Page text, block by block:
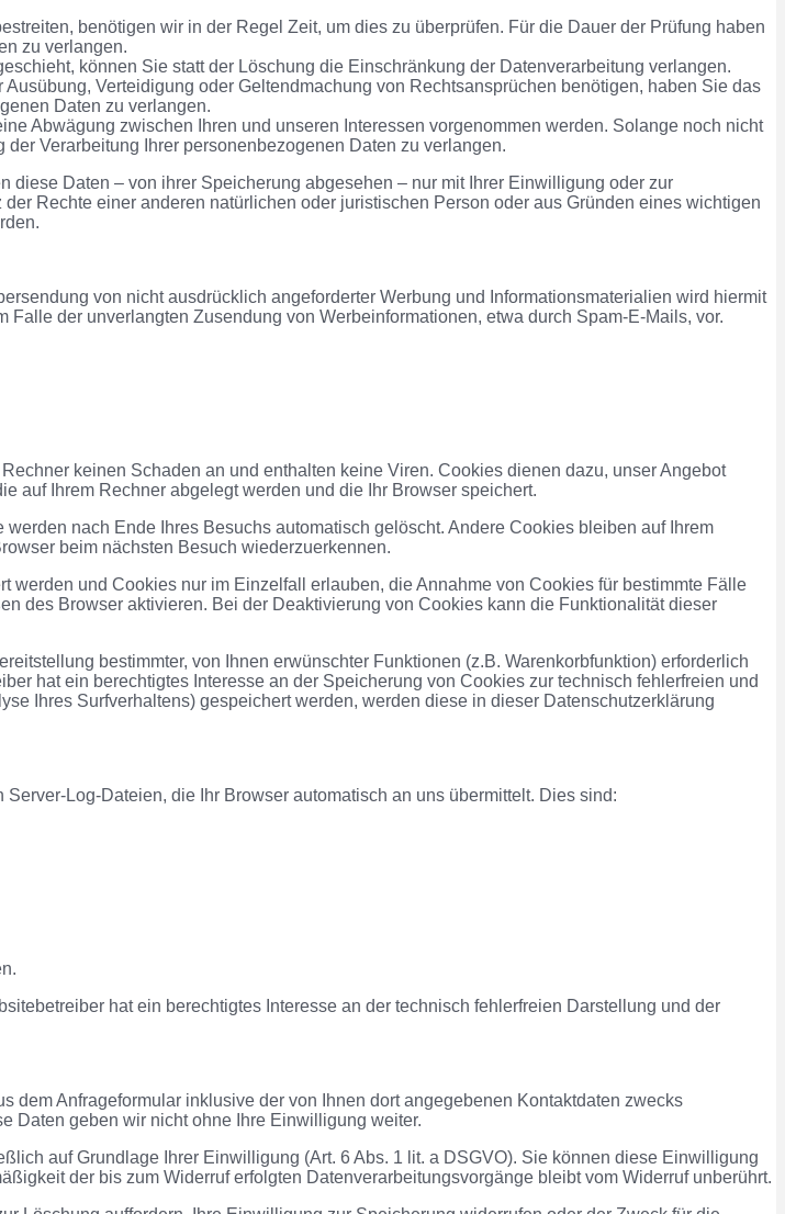
benötigen wir in der Regel Zeit, um dies zu überprüfen. Für die Dauer der Prüfung haben
zu verlangen.
können Sie statt der Löschung die Einschränkung der Datenverarbeitung verlangen.
Verteidigung oder Geltendmachung von Rechtsansprüchen benötigen, haben Sie das
Daten zu verlangen.
Abwägung zwischen Ihren und unseren Interessen vorgenommen werden. Solange noch nicht
Verarbeitung Ihrer personenbezogenen Daten zu verlangen.
Daten – von ihrer Speicherung abgesehen – nur mit Ihrer Einwilligung oder zur
Rechte einer anderen natürlichen oder juristischen Person oder aus Gründen eines wichtigen
von nicht ausdrücklich angeforderter Werbung und Informationsmaterialien wird hiermit
der unverlangten Zusendung von Werbeinformationen, etwa durch Spam-E-Mails, vor.
keinen Schaden an und enthalten keine Viren. Cookies dienen dazu, unser Angebot
auf Ihrem Rechner abgelegt werden und die Ihr Browser speichert.
nach Ende Ihres Besuchs automatisch gelöscht. Andere Cookies bleiben auf Ihrem
beim nächsten Besuch wiederzuerkennen.
und Cookies nur im Einzelfall erlauben, die Annahme von Cookies für bestimmte Fälle
des Browser aktivieren. Bei der Deaktivierung von Cookies kann die Funktionalität dieser
bestimmter, von Ihnen erwünschter Funktionen (z.B. Warenkorbfunktion) erforderlich
hat ein berechtigtes Interesse an der Speicherung von Cookies zur technisch fehlerfreien und
Ihres Surfverhaltens) gespeichert werden, werden diese in dieser Datenschutzerklärung
Log-Dateien, die Ihr Browser automatisch an uns übermittelt. Dies sind:
hat ein berechtigtes Interesse an der technisch fehlerfreien Darstellung und der
dem Anfrageformular inklusive der von Ihnen dort angegebenen Kontaktdaten zwecks
Daten geben wir nicht ohne Ihre Einwilligung weiter.
auf Grundlage Ihrer Einwilligung (Art. 6 Abs. 1 lit. a DSGVO). Sie können diese Einwilligung
der bis zum Widerruf erfolgten Datenverarbeitungsvorgänge bleibt vom Widerruf unberührt.